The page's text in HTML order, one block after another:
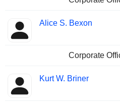
Alice S. Bexon
Corporate
Kurt W. Briner